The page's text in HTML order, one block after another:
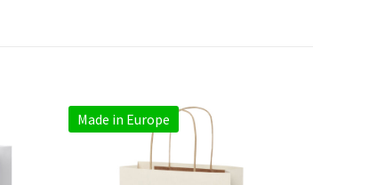
Made in Europe